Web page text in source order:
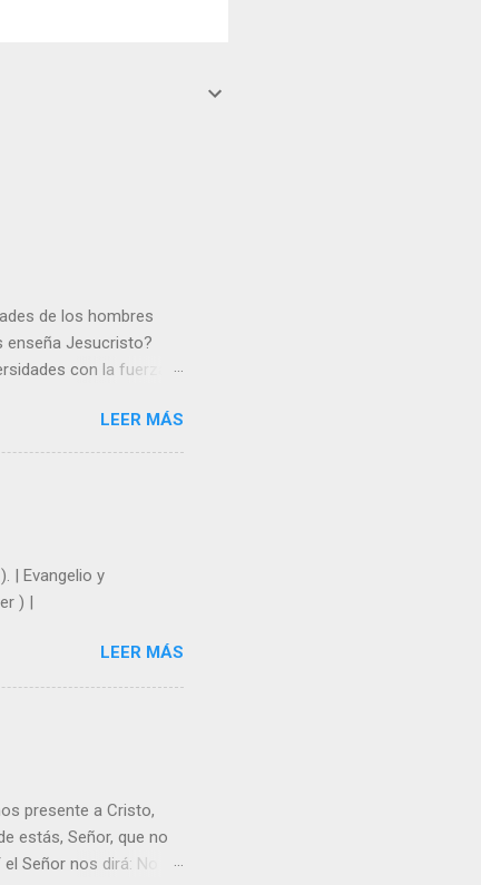
de los hombres
enseña Jesucristo?
con la fuerza y
un árbol sin frutos,
días del sol abrasador
Escobar. | Lecturas
LEER MÁS
| Evangelio y
) |
LEER MÁS
presente a Cristo,
estás, Señor, que no
Señor nos dirá: No